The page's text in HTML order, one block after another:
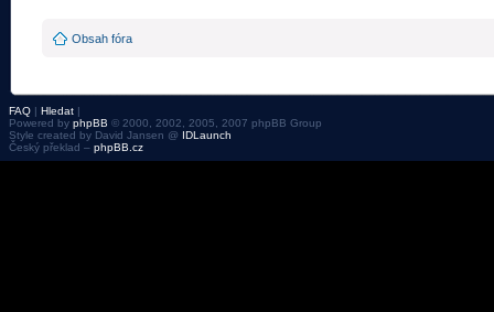
Obsah fóra
FAQ | Hledat |
Powered by phpBB © 2000, 2002, 2005, 2007 phpBB Group
Style created by David Jansen @ IDLaunch
Český překlad – phpBB.cz